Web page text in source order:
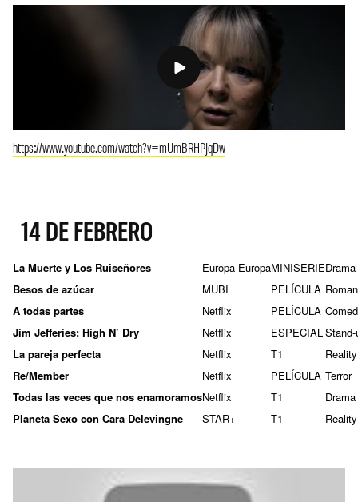
https://www.youtube.com/watch?v=mUmBRHPJqDw
14 DE FEBRERO
La Muerte y Los Ruiseñores Europa EuropaMINISERIEDrama
Besos de azúcar
MUBI PELÍCULA
A todas partes
Netflix PELÍCULA
Jim Jefferies: High N’ Dry
Netflix ESPECIALStand-
La pareja perfecta
Netflix T1
Reality
Re/Member
Netflix PELÍCULA Terror
Todas las veces que nos enamoramosNetflix T1
Drama
Planeta Sexo con Cara Delevingne
STAR+ T1 Reality